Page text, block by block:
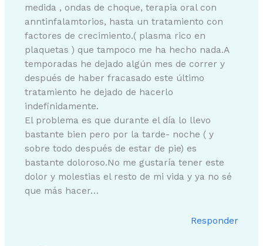
medida , ondas de choque, terapia oral con
anntinfalamtorios, hasta un tratamiento con
factores de crecimiento.( plasma rico en
plaquetas ) que tampoco me ha hecho nada.A
temporadas he dejado algún mes de correr y
después de haber fracasado este último
tratamiento he dejado de hacerlo
indefinidamente.
El problema es que durante el día lo llevo
bastante bien pero por la tarde- noche ( y
sobre todo después de estar de pie) es
bastante doloroso.No me gustaría tener este
dolor y molestias el resto de mi vida y ya no sé
que más hacer…
Responder